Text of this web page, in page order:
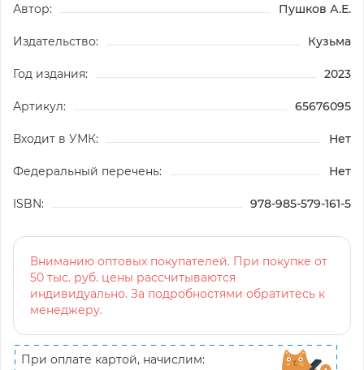
Автор: Пушков А.Е.
Издательство: Кузьма
Год издания: 2023
Артикул: 65676095
Входит в УМК: Нет
Федеральный перечень: Нет
ISBN: 978-985-579-161-5
Вниманию оптовых покупателей. При покупке от
50 тыс. руб. цены рассчитываются
индивидуально. За подробностями обратитесь к
менеджеру.
При оплате картой, начислим: